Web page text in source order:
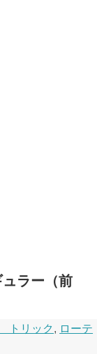
ラー（前
トリック , ローテ